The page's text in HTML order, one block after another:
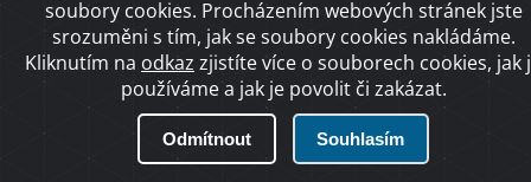
Ministr dopravy
Úřední deska
Vedení ministerstva
ODKAZY
Autoškola: jak probíhají
zkoušky žadatelů o
řidičské oprávnění
soubory cookies. Procházením webových stránek jste
srozuměni s tím, jak se soubory cookies nakládáme.
Kliknutím na odkaz zjistíte více o souborech cookies, jak
používáme a jak je povolit či zakázat.
Odmítnout Souhlasím